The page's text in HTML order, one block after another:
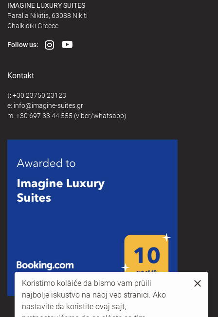
IMAGINE LUXURY SUITES
Paralia Nikitis, 63088 Nikiti
Chalkidiki Greece
Follow us:
Kontakt
t: +30 23750 23123
e:
@
m: +30 697 33 44 555 (viber/whatsapp)
Koristimo kolačiće da bismo vam pružili
najbolje iskustvo na našoj veb stranici. Ako
nastavite da koristite ovaj sajt,